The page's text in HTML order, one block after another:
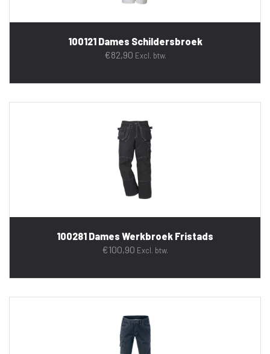
100121 Dames Schildersbroek
€82,90 Excl. btw.
100281 Dames Werkbroek Fristads
€100,90 Excl. btw.